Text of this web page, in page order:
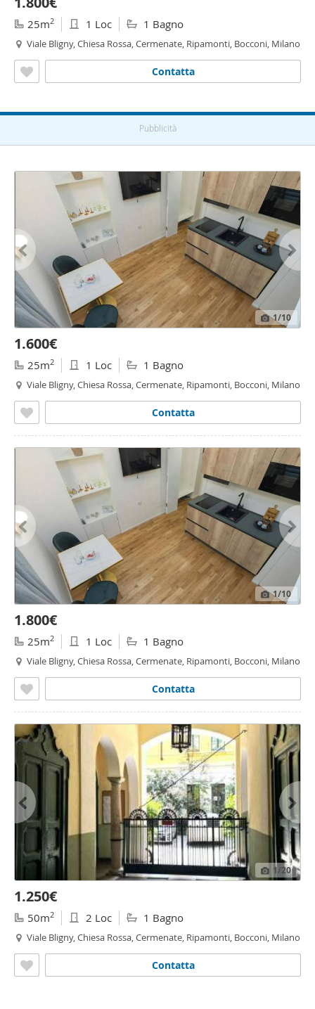
25m2 1 Loc 1 Bagno
Viale Bligny, Chiesa Rossa, Cermenate, Ripamonti, Bocconi, Milano
Contatta
Pubblicità
1/10
1.600€
25m2 1 Loc 1 Bagno
Viale Bligny, Chiesa Rossa, Cermenate, Ripamonti, Bocconi, Milano
Contatta
1/10
1.800€
25m2 1 Loc 1 Bagno
Viale Bligny, Chiesa Rossa, Cermenate, Ripamonti, Bocconi, Milano
Contatta
1/20
1.250€
50m2 2 Loc 1 Bagno
Viale Bligny, Chiesa Rossa, Cermenate, Ripamonti, Bocconi, Milano
Contatta